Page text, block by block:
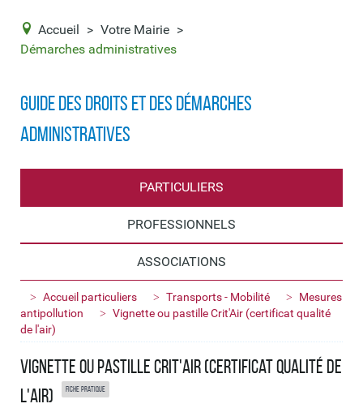
Accueil > Votre Mairie >
Démarches administratives
Guide des droits et des démarches
administratives
PARTICULIERS
PROFESSIONNELS
ASSOCIATIONS
Accueil particuliers Transports - Mobilité
Mesures
antipollution
Vignette ou pastille Crit'Air (certificat qualité
de l'air)
Vignette ou pastille Crit'Air (certificat qualité de
l'air)
Fiche pratique